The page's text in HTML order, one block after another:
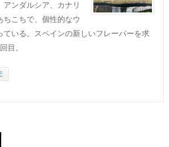
ンダルシア、カナリ
ちこちで、個性的なウ
ている。スペインの新しいフレーバーを求
目。